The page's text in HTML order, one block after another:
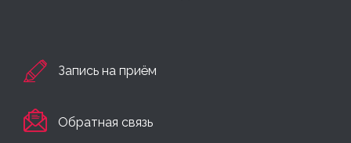
Запись на приём
Обратная связь